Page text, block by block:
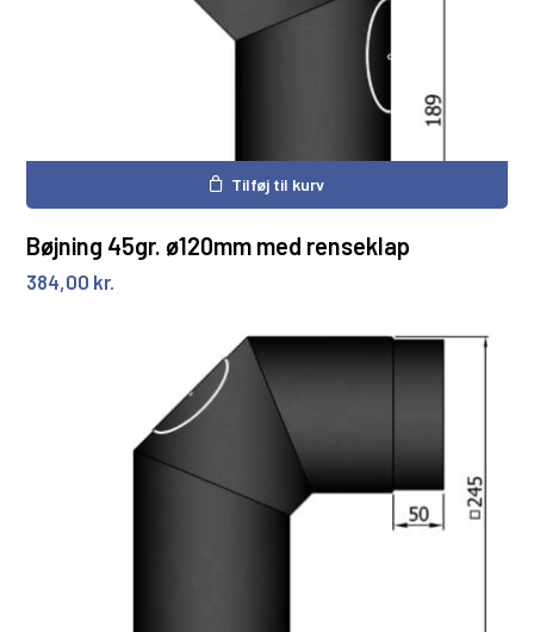
Tilføj til kurv
Bøjning 45gr. ø120mm med renseklap
384,00 kr.